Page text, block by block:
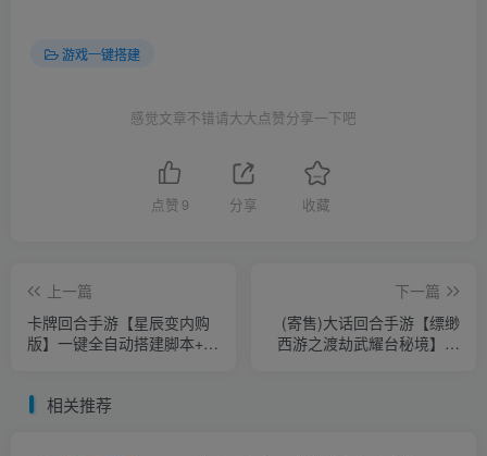
游戏一键搭建
感觉文章不错请大大点赞分享一下吧
点赞 9 分享 收藏
上一篇
卡牌回合手游【星辰变内购
版】一键全自动搭建脚本+多
下一篇
(寄售)大话回合手游【缥缈
西游之渡劫武耀台秘境】一
相关推荐